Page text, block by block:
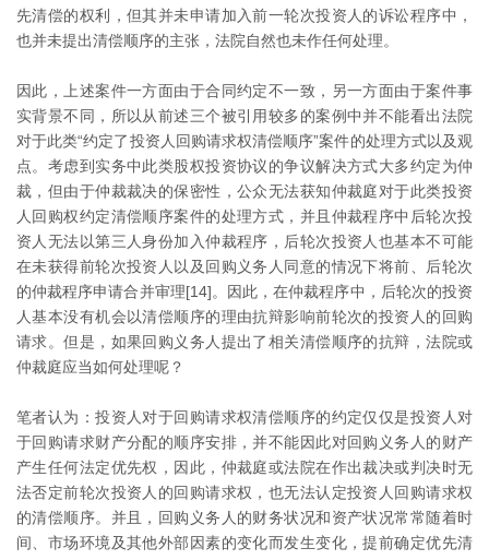
先清偿的权利，但其并未申请加入前一轮次投资人的诉讼程序中，
也并未提出清偿顺序的主张，法院自然也未作任何处理。
因此，上述案件一方面由于合同约定不一致，另一方面由于案件事
实背景不同，所以从前述三个被引用较多的案例中并不能看出法院
对于此类“约定了投资人回购请求权清偿顺序”案件的处理方式以及观
点。考虑到实务中此类股权投资协议的争议解决方式大多约定为仲
裁，但由于仲裁裁决的保密性，公众无法获知仲裁庭对于此类投资
人回购权约定清偿顺序案件的处理方式，并且仲裁程序中后轮次投
资人无法以第三人身份加入仲裁程序，后轮次投资人也基本不可能
在未获得前轮次投资人以及回购义务人同意的情况下将前、后轮次
的仲裁程序申请合并审理[14]。因此，在仲裁程序中，后轮次的投资
人基本没有机会以清偿顺序的理由抗辩影响前轮次的投资人的回购
请求。但是，如果回购义务人提出了相关清偿顺序的抗辩，法院或
仲裁庭应当如何处理呢？
笔者认为：投资人对于回购请求权清偿顺序的约定仅仅是投资人对
于回购请求财产分配的顺序安排，并不能因此对回购义务人的财产
产生任何法定优先权，因此，仲裁庭或法院在作出裁决或判决时无
法否定前轮次投资人的回购请求权，也无法认定投资人回购请求权
的清偿顺序。并且，回购义务人的财务状况和资产状况常常随着时
间、市场环境及其他外部因素的变化而发生变化，提前确定优先清